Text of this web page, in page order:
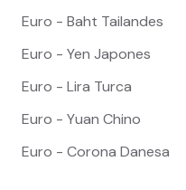
Euro - Baht Tailandes
Euro - Yen Japones
Euro - Lira Turca
Euro - Yuan Chino
Euro - Corona Danesa